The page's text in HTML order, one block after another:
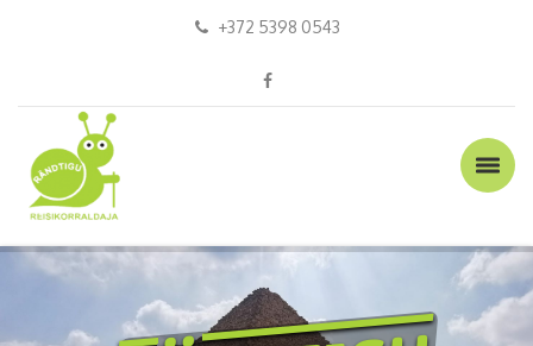
+372 5398 0543